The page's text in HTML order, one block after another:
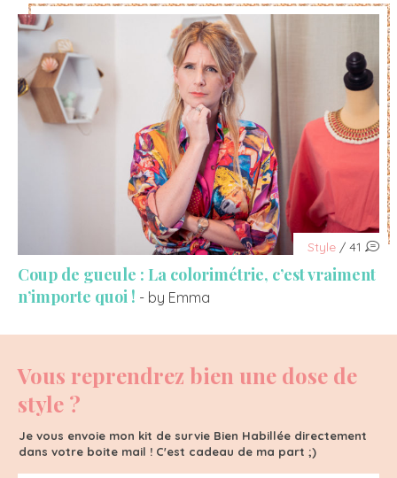
Style / 41
Coup de gueule : La colorimétrie, c’est vraiment
n’importe quoi ! - by Emma
Vous reprendrez bien une dose de
style ?
Je vous envoie mon kit de survie Bien Habillée directement
dans votre boite mail ! C'est cadeau de ma part ;)